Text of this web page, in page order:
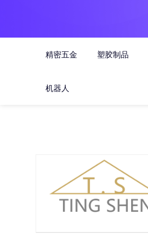
精密五金 塑胶制品
机器人